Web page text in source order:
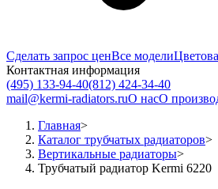
Сделать запрос ценВсе модели
Контактная информация
(495) 133-94-40(812) 424-34-40
mail@kermi-radiators.ruО насО
Главная>
Каталог трубчатых радиаторов>
Вертикальные радиаторы>
Трубчатый радиатор Kermi 6220